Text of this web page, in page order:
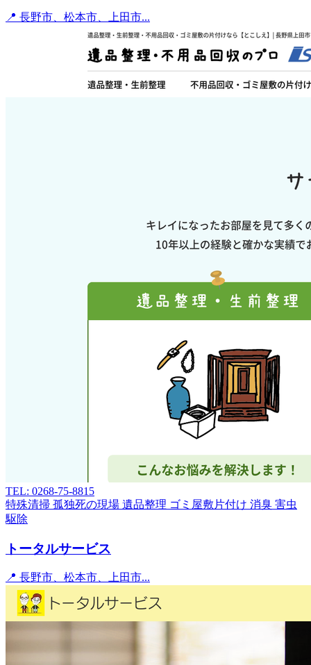
📍 長野市、松本市、上田市...
TEL: 0268-75-8815
特殊清掃 孤独死の現場 遺品整理 ゴミ屋敷片付け 消臭 害虫
駆除
トータルサービス
📍 長野市、松本市、上田市...